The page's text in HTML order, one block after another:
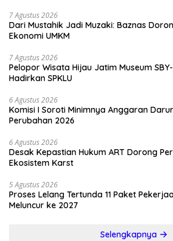
7 Agustus 2026
Dari Mustahik Jadi Muzaki: Baznas
Ekonomi UMKM
7 Agustus 2026
Pelopor Wisata Hijau Jatim Museum
Hadirkan SPKLU
6 Agustus 2026
Komisi I Soroti Minimnya Anggaran
Perubahan 2026
6 Agustus 2026
Desak Kepastian Hukum ART Dorong
Ekosistem Karst
5 Agustus 2026
Proses Lelang Tertunda 11 Paket
Meluncur ke 2027
Selengkapnya